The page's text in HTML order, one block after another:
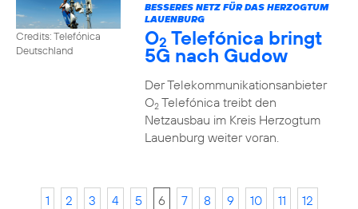
Credits: Telefónica
Deutschland
BESSERES NETZ FÜR DAS HERZOGTUM
LAUENBURG
O2 Telefónica bringt
5G nach Gudow
Der Telekommunikationsanbieter
O2Telefónica treibt den
Netzausbau im Kreis Herzogtum
Lauenburg weiter voran.
1 2 3 4 5 6 7 8 9 10 11
12